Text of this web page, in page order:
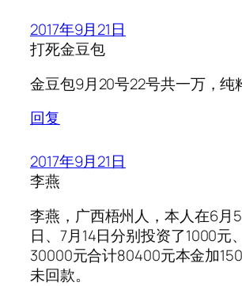
2017年9月21日
打死金豆包
金豆包9月20号22号共一万，纯
回复
2017年9月21日
李燕
李燕，广西梧州人，本人在6月
日、7月14日分别投资了1000元
30000元合计80400元本金加
未回款。